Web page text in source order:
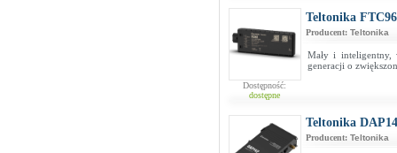
Dostępność:
dostępne
Teltonika
Producent: Teltonika
Mały i inteligentny,
generacji o
Teltonika
Producent: Teltonika